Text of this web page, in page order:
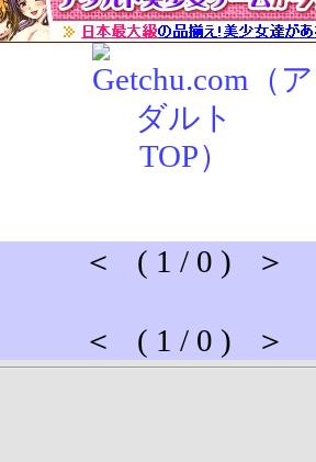
＜ ( 1 / 0 ) ＞
＜ ( 1 / 0 ) ＞